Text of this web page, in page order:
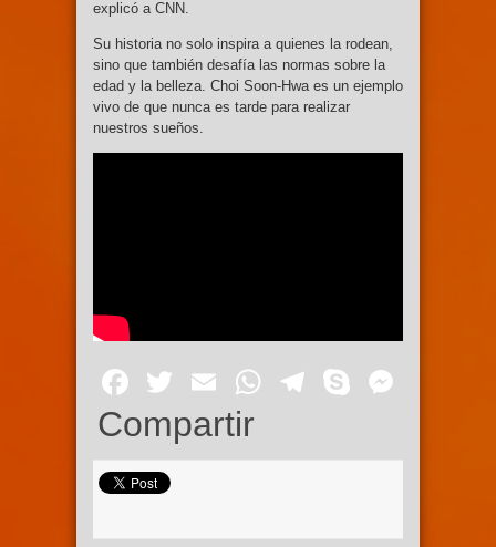
explicó a CNN.
Su historia no solo inspira a quienes la rodean,
sino que también desafía las normas sobre la
edad y la belleza. Choi Soon-Hwa es un ejemplo
vivo de que nunca es tarde para realizar
nuestros sueños.
Facebook
Twitter
EmailWhatsApp
Telegram
Skype
Compartir